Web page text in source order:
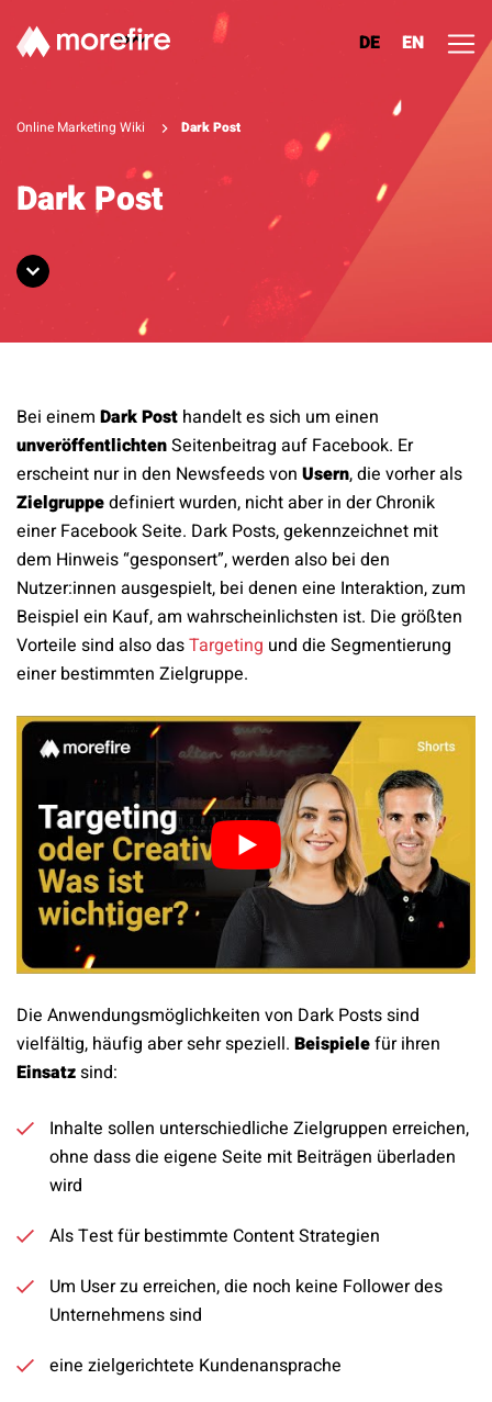
DE EN
Lösungen
Referenzen
Kontakt
Online Marketing Wiki Dark Post
Dark Post
Bei einem Dark Post handelt es sich um einen
unveröffentlichtenSeitenbeitrag auf Facebook. Er
erscheint nur in den Newsfeeds von Usern, die vorher als
Zielgruppedefiniert wurden, nicht aber in der Chronik
einer Facebook Seite. Dark Posts, gekennzeichnet mit
dem Hinweis “gesponsert”, werden also bei den
Nutzer:innen ausgespielt, bei denen eine Interaktion, zum
Beispiel ein Kauf, am wahrscheinlichsten ist. Die größten
Vorteile sind also dasTargeting und die Segmentierung
einer bestimmten Zielgruppe.
Die Anwendungsmöglichkeiten von Dark Posts sind
vielfältig, häufig aber sehr speziell. Beispielefür ihren
Einsatzsind:
Inhalte sollen unterschiedliche Zielgruppen erreichen,
ohne dass die eigene Seite mit Beiträgen überladen
wird
Als Test für bestimmte Content Strategien
Um User zu erreichen, die noch keine Follower des
Unternehmens sind
eine zielgerichtete Kundenansprache